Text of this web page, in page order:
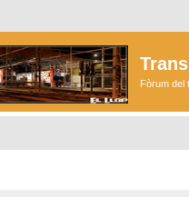
Fòrum del